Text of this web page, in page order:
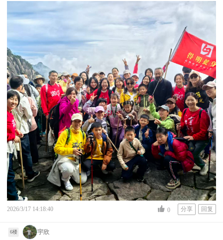
2026/3/17 14:18:40 0 分享 回复
6楼 宇欣